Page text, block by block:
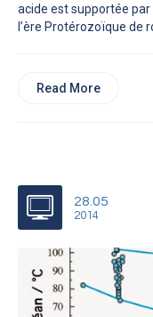
acide est supportée par
l’ère Protérozoïque de
Read More
28.05
2014